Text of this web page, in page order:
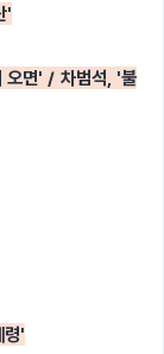
'
오면' / 차범석, '불
령'